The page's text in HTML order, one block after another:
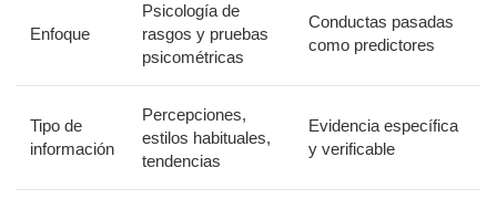
Enfoque
Psicología de
rasgos y pruebas
psicométricas
Conductas pasadas
como predictores
Tipo de
información
Percepciones,
estilos habituales,
tendencias
Evidencia específica
y verificable